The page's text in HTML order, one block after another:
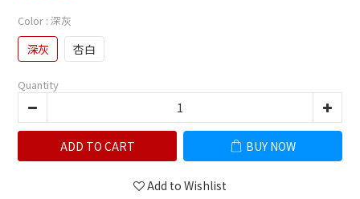
Color : 深灰
深灰 杏白
Quantity
ADD TO CART BUY NOW
Add to Wishlist